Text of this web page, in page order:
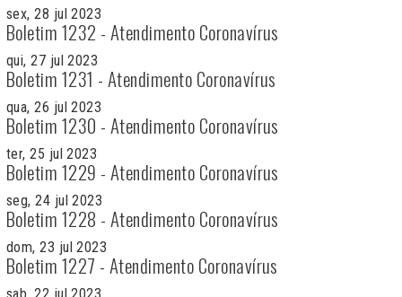
sex, 28 jul 2023
Boletim 1232 - Atendimento Coronavírus
qui, 27 jul 2023
Boletim 1231 - Atendimento Coronavírus
qua, 26 jul 2023
Boletim 1230 - Atendimento Coronavírus
ter, 25 jul 2023
Boletim 1229 - Atendimento Coronavírus
seg, 24 jul 2023
Boletim 1228 - Atendimento Coronavírus
dom, 23 jul 2023
Boletim 1227 - Atendimento Coronavírus
sab, 22 jul 2023